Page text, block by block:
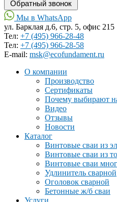
Мы в WhatsApp
ул. Барклая д.6, стр. 5, офис 215
Тел: +7 (495) 966-28-48
Тел: +7 (495) 966-28-58
Е-mail: msk@ecofundament.ru
О компании
Производство
Сертификаты
Почему выбирают
Видео
Отзывы
Новости
Каталог
Винтовые сваи из
Винтовые сваи из
Винтовые сваи
Удлинитель сварной
Оголовок сварной
Бетонные ж/б сваи
Услуги